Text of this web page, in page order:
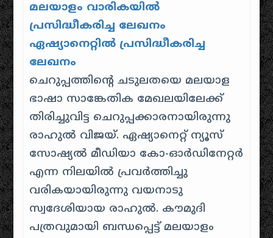
മലയാളം വാരികയിൽ
പ്രസിദ്ധീകരിച്ച ലേഖനം
ഏഷ്യാനെറ്റിൽ പ്രസിദ്ധീകരിച്ച
ലേഖനം
ചെറുപ്പത്തിന്റെ ചടുലതയെ മലയാള
ഭാഷാ സാങ്കേതിക മേഖലയിലേക്ക്
തിരിച്ചുവിട്ട ചെറുപ്പക്കാരനായിരുന്നു
രാഹുൽ വിജയ്. ഏഷ്യാനെറ്റ് ന്യൂസ്
സോഷ്യൽ മീഡിയാ കോ-ഓർഡിനേറ്റർ
എന്ന നിലയിൽ പ്രവർത്തിച്ചു
വരികയായിരുന്നു വയനാടു
സ്വദേശിയായ രാഹുൽ. കൗമുദി
പത്രവുമായി ബന്ധപ്പെട്ട് മലയാളം